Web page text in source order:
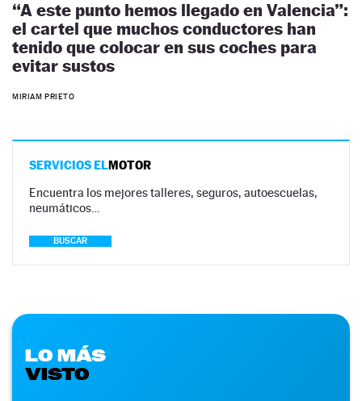
“A este punto hemos llegado en Valencia”:
el cartel que muchos conductores han
tenido que colocar en sus coches para
evitar sustos
MIRIAM PRIETO
SERVICIOS ELMOTOR
Encuentra los mejores talleres, seguros, autoescuelas,
neumáticos…
BUSCAR
LO MÁS
VISTO